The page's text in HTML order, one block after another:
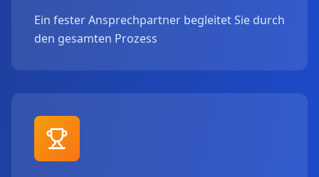
Ein fester Ansprechpartner begleitet Sie durch
den gesamten Prozess